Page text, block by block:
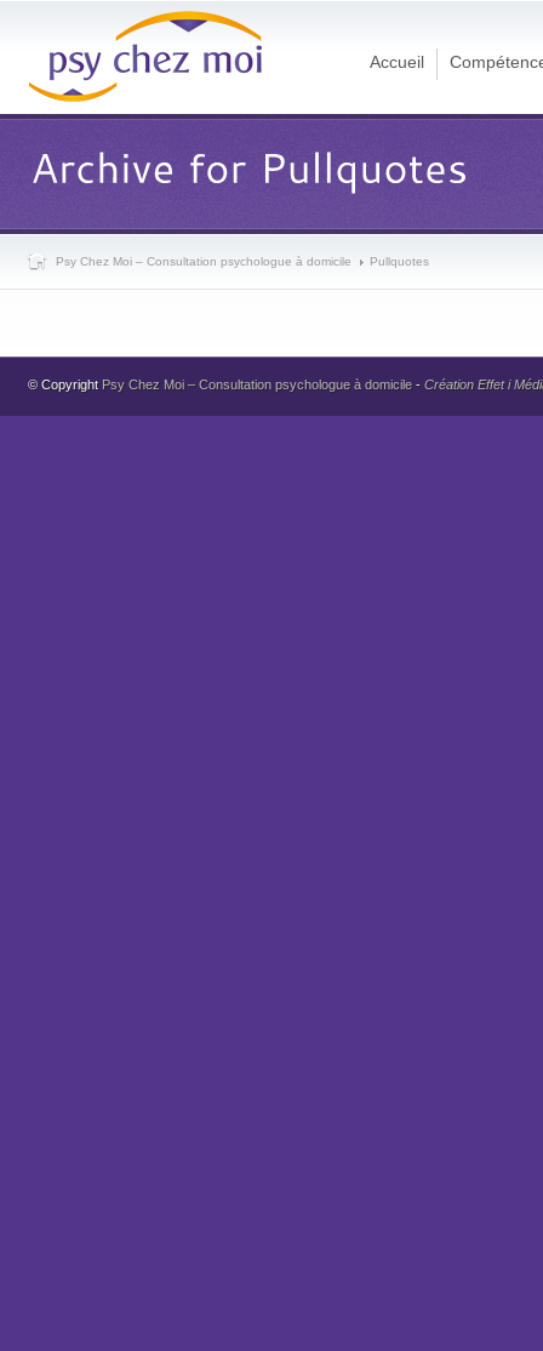
Accueil
Psy Chez Moi – Consultation psychologue à domicile Pullquotes
© Copyright Psy Chez Moi – Consultation psychologue à domicile- Création Effet i